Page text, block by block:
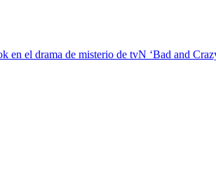
en el drama de misterio de tvN ‘Bad and